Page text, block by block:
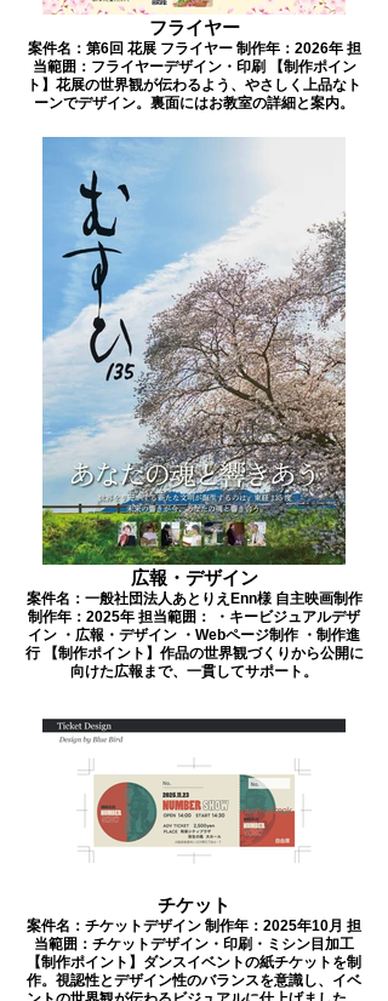
フライヤー
案件名：第6回 花展 フライヤー 制作年：2026年 担
当範囲：フライヤーデザイン・印刷 【制作ポイン
ト】花展の世界観が伝わるよう、やさしく上品なト
ーンでデザイン。裏面にはお教室の詳細と案内。
広報・デザイン
案件名：一般社団法人あとりえEnn様 自主映画制作
制作年：2025年 担当範囲： ・キービジュアルデザ
イン ・広報・デザイン ・Webページ制作 ・制作進
行 【制作ポイント】作品の世界観づくりから公開に
向けた広報まで、一貫してサポート。
チケット
案件名：チケットデザイン 制作年：2025年10月 担
当範囲：チケットデザイン・印刷・ミシン目加工
【制作ポイント】ダンスイベントの紙チケットを制
作。視認性とデザイン性のバランスを意識し、イベ